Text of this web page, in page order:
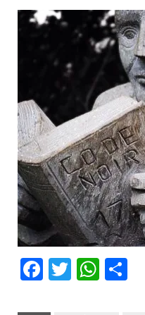
Facebook
Twitter